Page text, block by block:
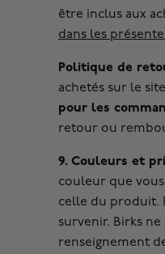
être inclus aux
dans les
Politique de
achetés sur le
pour les
retour ou
9. Couleurs et
couleur que
celle du produit.
survenir. Birks
renseignement